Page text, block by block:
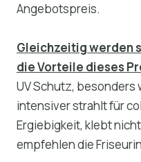
Angebotspreis.
Gleichzeitig werden
die Vorteile dieses
UV Schutz,
intensiver strahlt für
Ergiebigkeit, klebt
empfehlen die